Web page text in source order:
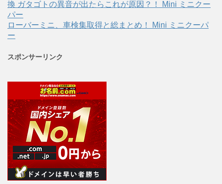
換 ガタゴトの異音が出たらこれが原因？！ Mini ミニクー
パー
ローバーミニ、車検集取得と総まとめ！ Mini ミニクーパ
ー
スポンサーリンク